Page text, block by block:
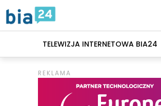
TELEWIZJA INTERNETOWA BIA24